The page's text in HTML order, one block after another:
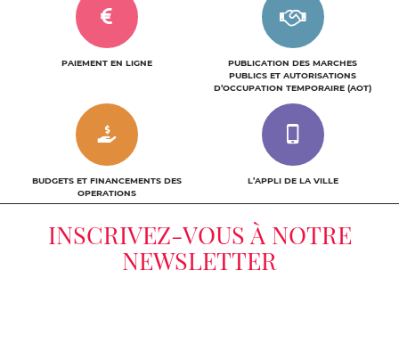
PAIEMENT EN LIGNE
PUBLICATION DES MARCHES
PUBLICS ET AUTORISATIONS
D’OCCUPATION TEMPORAIRE (AOT)
BUDGETS ET FINANCEMENTS DES
OPERATIONS
L’APPLI DE LA VILLE
INSCRIVEZ-VOUS À NOTRE
NEWSLETTER